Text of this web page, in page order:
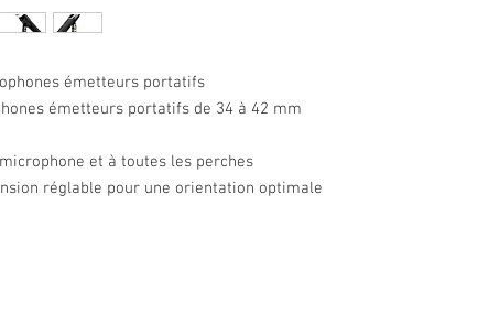
émetteurs portatifs
émetteurs portatifs de 34 à 42 mm
et à toutes les perches
réglable pour une orientation optimale